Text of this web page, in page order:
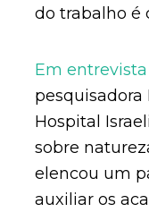
do trabalho é
Em
pesquisadora
Hospital
sobre
elencou um
auxiliar os